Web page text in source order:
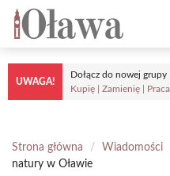
Przejdź
treści
UWAGA!
Dołącz do nowej grupy
Kupię | Zamienię | Praca
Strona główna / Wiadomości
natury w Oławie